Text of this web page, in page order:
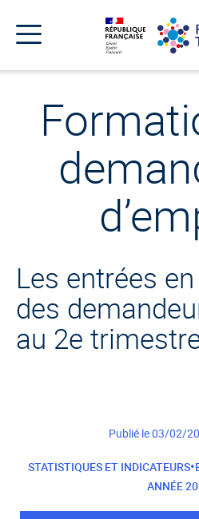
menu
contenu
pied
navigation
Menu
Les entrées
des
au 2e
Publié le 03/02/
STATISTIQUES ET INDICATEURS•
ANNÉE